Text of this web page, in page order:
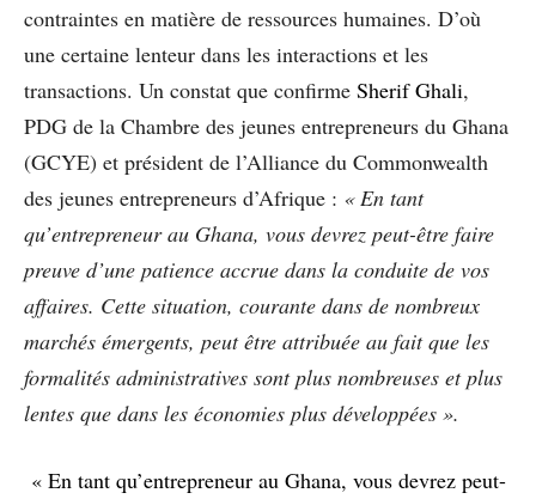
contraintes en matière de ressources humaines. D’où
une certaine lenteur dans les interactions et les
transactions. Un constat que confirme Sherif Ghali,
PDG de la Chambre des jeunes entrepreneurs du Ghana
(GCYE) et président de l’Alliance du Commonwealth
des jeunes entrepreneurs d’Afrique : « En tant
qu’entrepreneur au Ghana, vous devrez peut-être faire
preuve d’une patience accrue dans la conduite de vos
affaires. Cette situation, courante dans de nombreux
marchés émergents, peut être attribuée au fait que les
formalités administratives sont plus nombreuses et plus
lentes que dans les économies plus développées ».
« En tant qu’entrepreneur au Ghana, vous devrez peut-